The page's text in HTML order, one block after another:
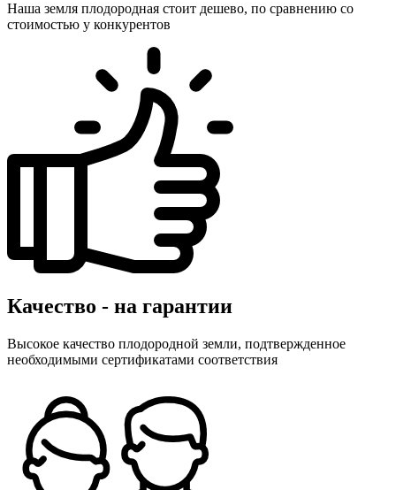
Наша земля плодородная стоит дешево, по сравнению со
стоимостью у конкурентов
Качество - на гарантии
Высокое качество плодородной земли, подтвержденное
необходимыми сертификатами соответствия